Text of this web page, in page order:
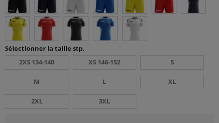
Sélectionner la taille stp.
2XS 134-140
XS 146-152 S
M L XL
2XL 3XL